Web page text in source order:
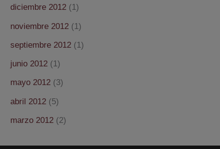
diciembre 2012 (1)
noviembre 2012 (1)
septiembre 2012 (1)
junio 2012 (1)
mayo 2012 (3)
abril 2012 (5)
marzo 2012 (2)